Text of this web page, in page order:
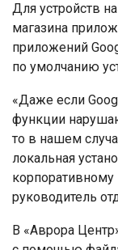
Для устройств
магазина
приложений
по умолчанию
«Даже если
функции
то в нашем
локальная
руководитель
В «Аврора